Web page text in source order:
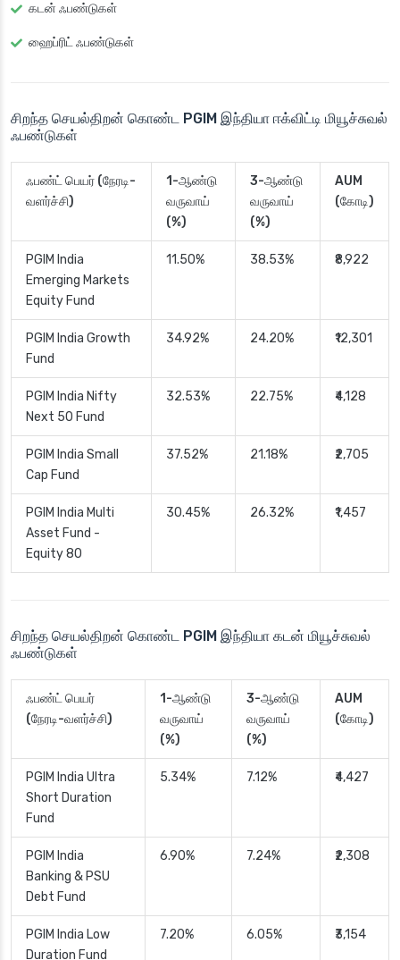
கடன் ஃபண்டுகள்
ஹைப்ரிட் ஃபண்டுகள்
சிறந்த செயல்திறன் கொண்ட PGIM இந்தியா ஈக்விட்டி மியூச்சுவல்
ஃபண்டுகள்
ஃபண்ட் பெயர் (நேரடி-
வளர்ச்சி)
1-ஆண்டு
வருவாய்
(%)
3-ஆண்டு
வருவாய்
(%)
AUM
(கோடி)
PGIM India
Emerging Markets
Equity Fund
11.50% 38.53% ₹8,922
PGIM India Growth
Fund
34.92% 24.20% ₹12,301
PGIM India Nifty
Next 50 Fund
32.53% 22.75% ₹4,128
PGIM India Small
Cap Fund
37.52% 21.18% ₹2,705
PGIM India Multi
Asset Fund -
Equity 80
30.45% 26.32% ₹1,457
சிறந்த செயல்திறன் கொண்ட PGIM இந்தியா கடன் மியூச்சுவல்
ஃபண்டுகள்
ஃபண்ட் பெயர்
(நேரடி-வளர்ச்சி)
1-ஆண்டு
வருவாய்
(%)
3-ஆண்டு
வருவாய்
(%)
AUM
(கோடி)
PGIM India Ultra
Short Duration
Fund
5.34% 7.12% ₹4,427
PGIM India
Banking & PSU
Debt Fund
6.90% 7.24% ₹2,308
PGIM India Low
Duration Fund
7.20% 6.05% ₹3,154